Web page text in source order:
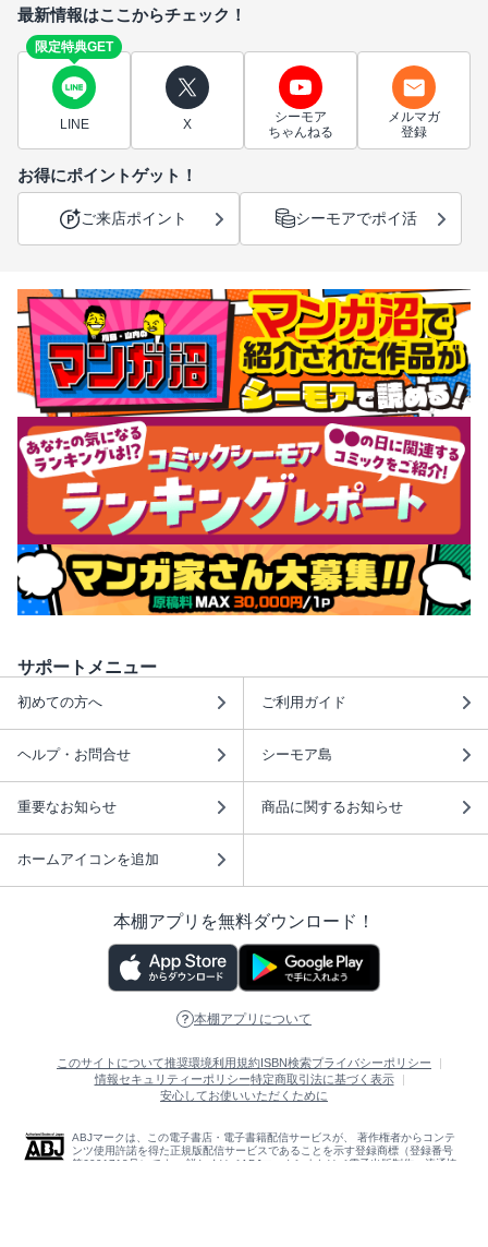
最新情報はここからチェック！
限定特典GET
LINE X
シーモア
ちゃんねる
メルマガ
登録
お得にポイントゲット！
ご来店ポイント シーモアでポイ活
サポートメニュー
初めての方へ ご利用ガイド
ヘルプ・お問合せ シーモア島
重要なお知らせ 商品に関するお知らせ
ホームアイコンを追加
本棚アプリを無料ダウンロード！
本棚アプリについて
このサイトについて推奨環境利用規約ISBN検索プライバシーポリシー
情報セキュリティーポリシー特定商取引法に基づく表示
安心してお使いいただくために
ABJマークは、この電子書店・電子書籍配信サービスが、 著作権者からコンテ
ンツ使用許諾を得た正規版配信サービスであることを示す登録商標（登録番号
第6091713号）です。 詳しくは［ABJマーク］または［電子出版制作・流通協